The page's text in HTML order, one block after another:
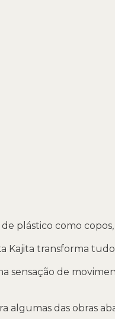
plástico como
Kajita transforma
sensação de
algumas das obras